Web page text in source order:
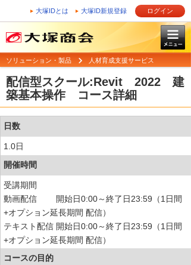
大塚IDとは 大塚ID新規登録 ログイン
ソリューション・製品 人材育成支援サービス
配信型スクール:Revit 2022 建
築基本操作 コース詳細
日数
1.0日
開催時間
受講期間
動画配信 開始日0:00～終了日23:59（1日間
+オプション延長期間 配信）
テキスト配信 開始日0:00～終了日23:59（1日間
+オプション延長期間 配信）
コースの目的